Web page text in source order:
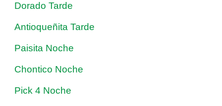
Dorado Tarde
Antioqueñita Tarde
Paisita Noche
Chontico Noche
Pick 4 Noche